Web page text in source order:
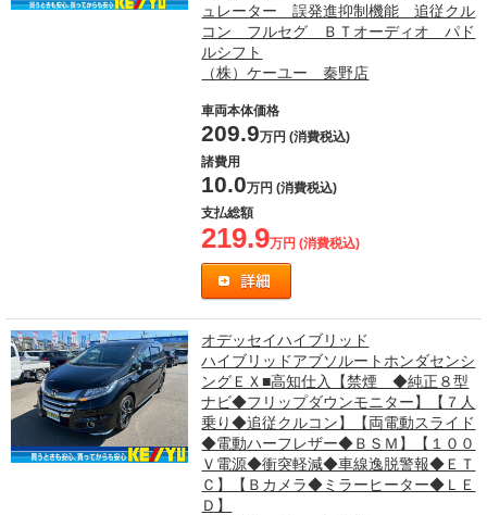
ュレーター 誤発進抑制機能 追従クル
コン フルセグ ＢＴオーディオ パド
ルシフト
（株）ケーユー 秦野店
車両本体価格
209.9万円 (消費税込)
諸費用
10.0万円 (消費税込)
支払総額
219.9万円 (消費税込)
オデッセイハイブリッド
ハイブリッドアブソルートホンダセンシ
ングＥＸ■高知仕入【禁煙 ◆純正８型
ナビ◆フリップダウンモニター】【７人
乗り◆追従クルコン】【両電動スライド
◆電動ハーフレザー◆ＢＳＭ】【１００
Ｖ電源◆衝突軽減◆車線逸脱警報◆ＥＴ
Ｃ】【Ｂカメラ◆ミラーヒーター◆ＬＥ
Ｄ】